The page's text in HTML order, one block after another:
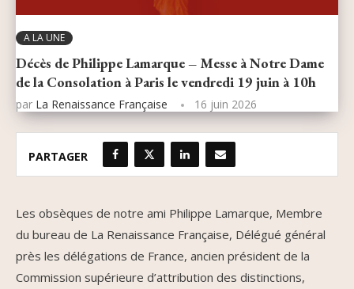
A LA UNE
Décès de Philippe Lamarque – Messe à Notre Dame
de la Consolation à Paris le vendredi 19 juin à 10h
par La Renaissance Française 16 juin 2026
PARTAGER
Les obsèques de notre ami Philippe Lamarque, Membre
du bureau de La Renaissance Française, Délégué général
près les délégations de France, ancien président de la
Commission supérieure d’attribution des distinctions,